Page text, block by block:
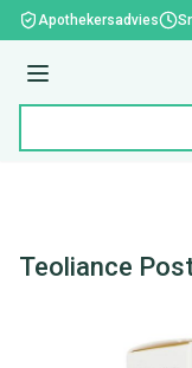
Ga naar de inhoud
Apothekersadvies
Menu
Teoliance